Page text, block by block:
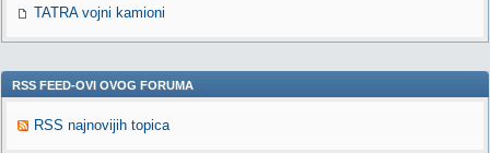
TATRA vojni kamioni
RSS FEED-OVI OVOG FORUMA
RSS najnovijih topica